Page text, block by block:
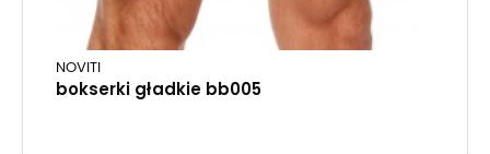
NOVITI
bokserki gładkie bb005